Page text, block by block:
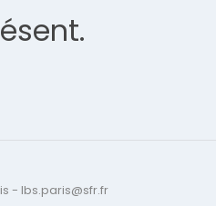
- Ibs.paris@sfr.fr